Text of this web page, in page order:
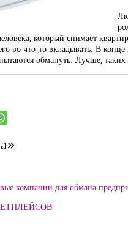
который снимает
во что-то вкладывать. В конце
обмануть. Лучше,
компании для обмана